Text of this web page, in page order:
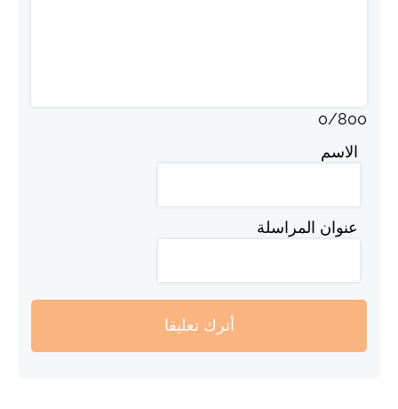
0/800
الاسم
عنوان المراسلة
أترك تعليقا